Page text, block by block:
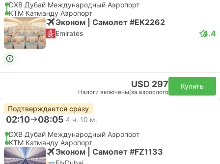
DXB Дубай Международный Аэропорт
KTM Катманду Аэропорт
Эконом | Самолет #EK2262
Emirates 4.4
USD 297
Налоги включены за взрослого
Купить
Подтверждается сразу
02:10 08:05 4 ч. 10 м.
DXB Дубай Международный Аэропорт
KTM Катманду Аэропорт
Эконом | Самолет #FZ1133